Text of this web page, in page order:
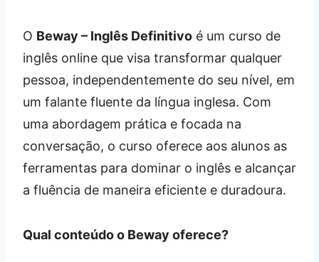
O Beway – Inglês Definitivo é um curso de
inglês online que visa transformar qualquer
pessoa, independentemente do seu nível, em
um falante fluente da língua inglesa. Com
uma abordagem prática e focada na
conversação, o curso oferece aos alunos as
ferramentas para dominar o inglês e alcançar
a fluência de maneira eficiente e duradoura.
Qual conteúdo o Beway oferece?